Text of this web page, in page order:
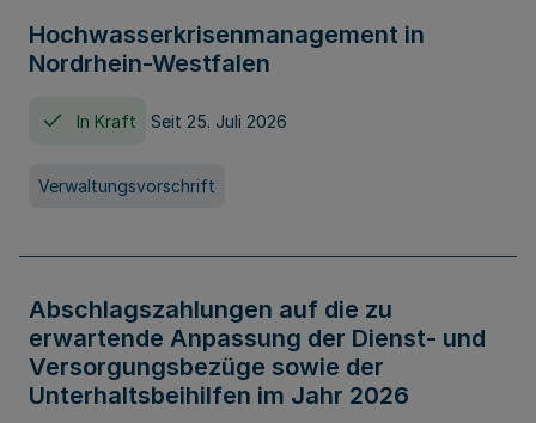
Hochwasserkrisenmanagement in
Nordrhein-Westfalen
In Kraft Seit 25. Juli 2026
Verwaltungsvorschrift
Abschlagszahlungen auf die zu
erwartende Anpassung der Dienst- und
Versorgungsbezüge sowie der
Unterhaltsbeihilfen im Jahr 2026